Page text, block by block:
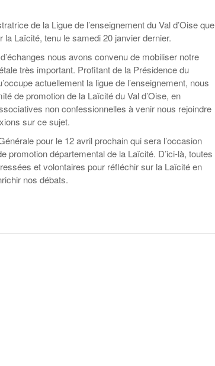
et d’aujourd’hui »
Lutte contre
l’illettrisme
médias
délégué.es
de la Ligue de l’enseignement du Val d’Oise que
la Laïcité, tenu le samedi 20 janvier dernier.
nous avons convenu de mobiliser notre
très important. Profitant de la Présidence du
actuellement la ligue de l’enseignement, nous
de promotion de la Laïcité du Val d’Oise, en
non confessionnelles à venir nous rejoindre
sur ce sujet.
pour le 12 avril prochain qui sera l’occasion
promotion départemental de la Laïcité. D’ici-là, toutes
et volontaires pour réfléchir sur la Laïcité en
nos débats.